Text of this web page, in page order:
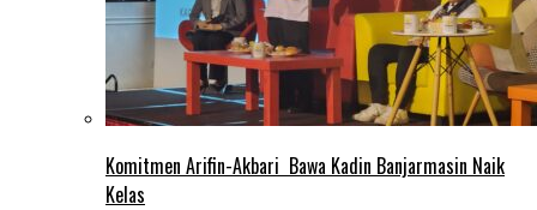
Komitmen Arifin-Akbari Bawa Kadin Banjarmasin Naik
Kelas